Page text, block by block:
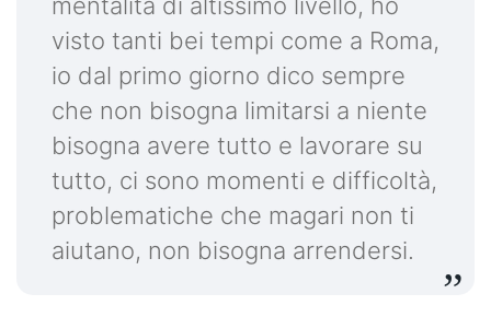
visto tanti bei tempi come a Roma,
io dal primo giorno dico sempre
che non bisogna limitarsi a niente
bisogna avere tutto e lavorare su
tutto, ci sono momenti e difficoltà,
problematiche che magari non ti
aiutano, non bisogna arrendersi.